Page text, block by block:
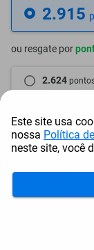
2.915
ou resgate por
2.624
2.332
Frete e Prazo
Este site usa
nossa Política
neste site, você